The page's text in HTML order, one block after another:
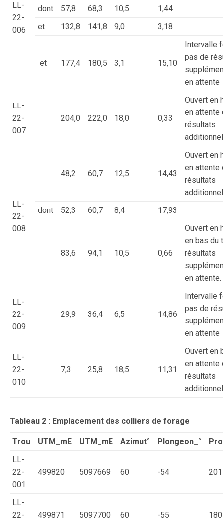
LL-
22-
006
dont
57,8 68,3 10,5
1,44
et
132,8 141,8 9,0 3,18
et 177,4 180,5 3,1 15,10
Intervalle
pas de
en attente
LL-
22-
007
204,0 222,0 18,0 0,33
Ouvert en
en attente
résultats
LL-
22-
008
48,2 60,7 12,5 14,43
Ouvert en
en attente
résultats
dont
52,3 60,7 8,4 17,93
83,6 94,1 10,5 0,66
Ouvert en
en bas du
résultats
en attente.
LL-
22-
009
29,9 36,4 6,5 14,86
Intervalle
pas de
en attente
LL-
22-
010
7,3 25,8 18,5 11,31
Ouvert en
en attente
résultats
Tableau 2 : Emplacement des colliers de forage
Trou UTM_mE UTM_mE Azimut° Plongeon_°
LL-
22-
001
499820 5097669 60 -54 201
LL-
22-
499871 5097700 60 -55 180